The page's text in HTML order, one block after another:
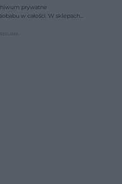
prywatne
w całości. W sklepach
owocu.